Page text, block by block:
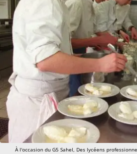
À l'occasion du G5 Sahel, Des lycéens